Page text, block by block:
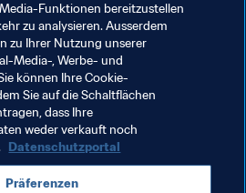
sprechen vor
die Endspielerfahrung und
Situationen das Beste zu
wäre vielleicht zu verzeichnen,
derzeit nicht in Bestform
durch die Kopfballstärke
und Bruno Henríquez
geraten könnte.
Funktionen bereitzustellen
zu analysieren. Ausserdem
zu Ihrer Nutzung unserer
Media-, Werbe- und
können Ihre Cookie-
Sie auf die Schaltflächen
dass Ihre
weder verkauft noch
Datenschutzportal
Präferenzen